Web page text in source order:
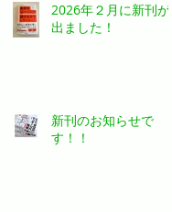
2026年２月に新刊が
出ました！
新刊のお知らせで
す！！